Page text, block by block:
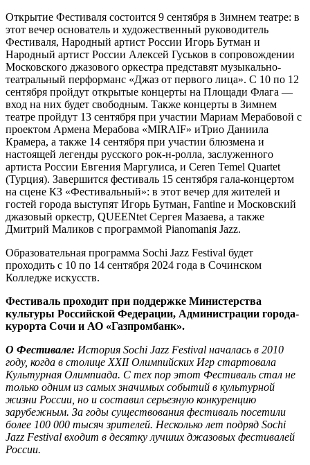
Открытие Фестиваля состоится 9 сентября в Зимнем театре: в
этот вечер основатель и художественный руководитель
Фестиваля, Народный артист России Игорь Бутман и
Народный артист России Алексей Гуськов в сопровождении
Московского джазового оркестра представят музыкально-
театральный перформанс «Джаз от первого лица». С 10 по 12
сентября пройдут открытые концерты на Площади Флага —
вход на них будет свободным. Также концерты в Зимнем
театре пройдут 13 сентября при участии Мариам Мерабовой c
проектом Армена Мерабова «MIRAIF» иТрио Даниила
Крамера, а также 14 сентября при участии блюзмена и
настоящей легенды русского рок-н-ролла, заслуженного
артиста России Евгения Маргулиса, и Ceren Temel Quartet
(Турция). Завершится фестиваль 15 сентября гала-концертом
на сцене КЗ «Фестивальный»: в этот вечер для жителей и
гостей города выступят Игорь Бутман, Fantine и Московский
джазовый оркестр, QUEENtet Сергея Мазаева, а также
Дмитрий Маликов с программой Pianomaniя Jazz.
Образовательная программа Sochi Jazz Festival будет
проходить с 10 по 14 сентября 2024 года в Сочинском
Колледже искусств.
Фестиваль проходит при поддержке Министерства
культуры Российской Федерации, Администрации города-
курорта Сочи и АО «Газпромбанк».
О Фестивале: История Sochi Jazz Festival началась в 2010
году, когда в столице XXII Олимпийских Игр стартовала
Культурная Олимпиада. С тех пор этот Фестиваль стал не
только одним из самых значимых событий в культурной
жизни России, но и составил серьезную конкуренцию
зарубежным. За годы существования фестиваль посетили
более 100 000 тысяч зрителей. Несколько лет подряд Sochi
Jazz Festival входит в десятку лучших джазовых фестивалей
России.